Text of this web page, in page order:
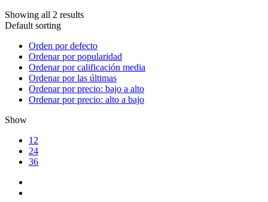
Showing all 2 results
Default sorting
Orden por defecto
Ordenar por popularidad
Ordenar por calificación media
Ordenar por las últimas
Ordenar por precio: bajo a alto
Ordenar por precio: alto a bajo
Show
12
24
36